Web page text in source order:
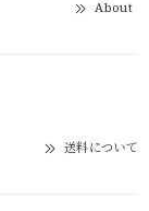
About
送料について